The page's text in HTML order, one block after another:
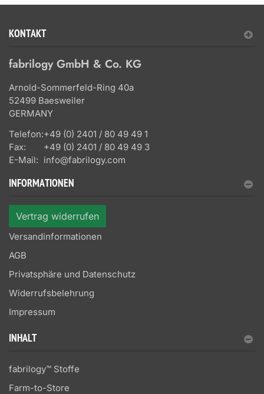
KONTAKT
fabrilogy GmbH & Co. KG
Arnold-Sommerfeld-Ring 40a
52499 Baesweiler
GERMANY
Telefon:+49 (0) 2401 / 80 49 49 1
Fax:
+49 (0) 2401 / 80 49 49 3
E-Mail: info@fabrilogy.com
INFORMATIONEN
Vertrag widerrufen
Versandinformationen
AGB
Privatsphäre und Datenschutz
Widerrufsbelehrung
Impressum
INHALT
fabrilogy™ Stoffe
Farm-to-Store